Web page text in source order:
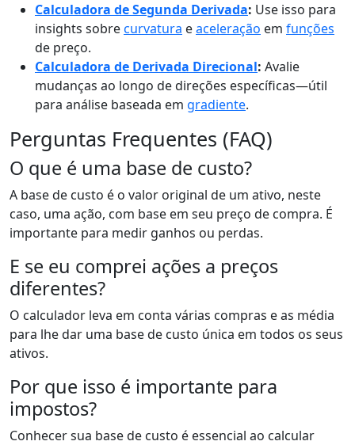
Calculadora de Segunda Derivada: Use isso para
insights sobrecurvatura eaceleração em funções
de preço.
Calculadora de Derivada Direcional: Avalie
mudanças ao longo de direções específicas—útil
para análise baseada em gradiente.
Perguntas Frequentes (FAQ)
O que é uma base de custo?
A base de custo é o valor original de um ativo, neste
caso, uma ação, com base em seu preço de compra. É
importante para medir ganhos ou perdas.
E se eu comprei ações a preços
diferentes?
O calculador leva em conta várias compras e as média
para lhe dar uma base de custo única em todos os seus
ativos.
Por que isso é importante para
impostos?
Conhecer sua base de custo é essencial ao calcular